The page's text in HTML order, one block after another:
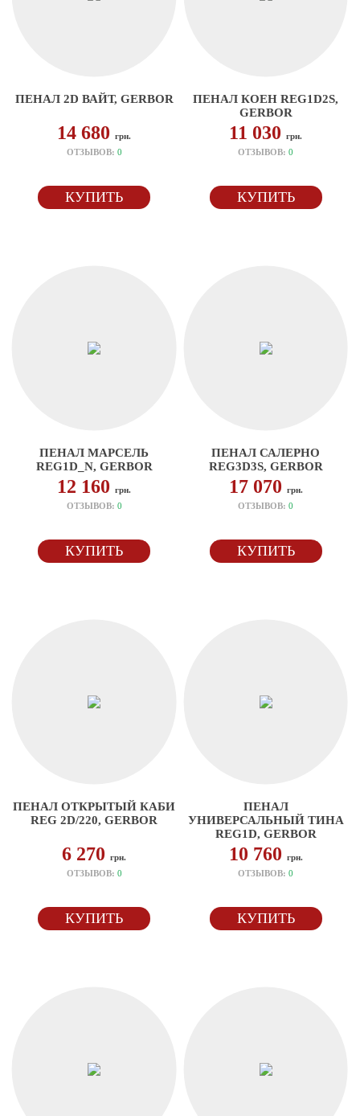
ПЕНАЛ 2D ВАЙТ, GERBOR
14 680грн.
ОТЗЫВОВ: 0
КУПИТЬ
ПЕНАЛ КОЕН REG1D2S,
GERBOR
11 030грн.
ОТЗЫВОВ:0
КУПИТЬ
ПЕНАЛ МАРСЕЛЬ
REG1D_N, GERBOR
12 160грн.
ОТЗЫВОВ: 0
КУПИТЬ
ПЕНАЛ САЛЕРНО
REG3D3S, GERBOR
17 070 грн.
ОТЗЫВОВ:0
КУПИТЬ
ПЕНАЛ ОТКРЫТЫЙ КАБИ
REG 2D/220, GERBOR
6 270грн.
ОТЗЫВОВ: 0
КУПИТЬ
ПЕНАЛ
УНИВЕРСАЛЬНЫЙ ТИНА
REG1D, GERBOR
10 760 грн.
ОТЗЫВОВ:0
КУПИТЬ